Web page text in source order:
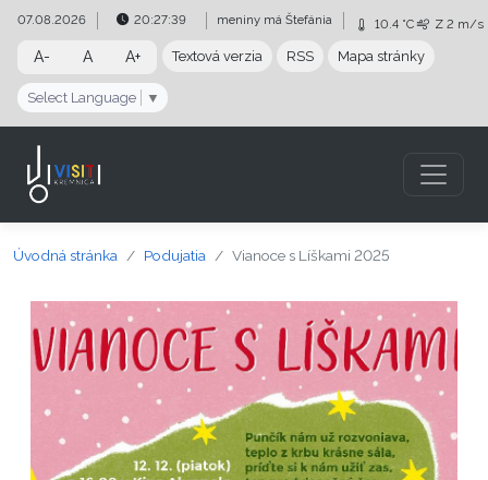
Preskočiť na obsah
Preskočiť na hlavné menu
07.08.2026 20:27:40 meniny máŠtefánia 10.4 °C Z 2 m/s
A- A A+ Textová verzia RSS Mapa stránky
Select Language ▼
Úvodná stránka Podujatia Vianoce s Líškami 2025